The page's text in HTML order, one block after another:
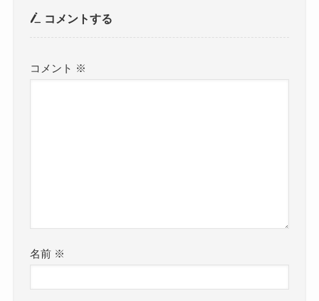
コメントする
コメント ※
名前 ※